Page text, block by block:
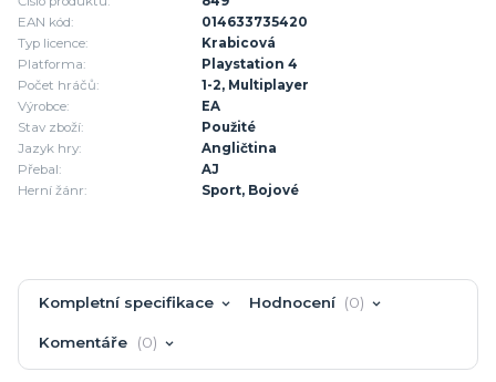
EAN kód:
014633735420
Typ licence:
Krabicová
Platforma:
Playstation 4
Počet hráčů:
1-2, Multiplayer
Výrobce:
EA
Stav zboží:
Použité
Jazyk hry:
Angličtina
Přebal:
AJ
Herní žánr:
Sport, Bojové
Kompletní specifikace Hodnocení 0
Komentáře 0